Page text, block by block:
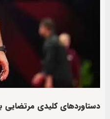
دستاوردهای کلیدی مرتضایی